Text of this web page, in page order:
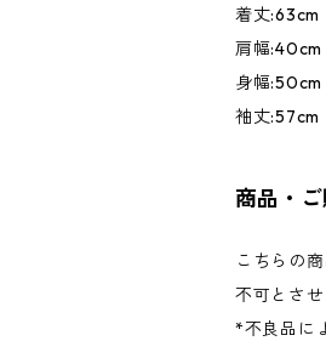
着丈:63cm
肩幅:40cm
身幅:50cm
袖丈:57cm
商品・
こちらの
不可とさせ
*不良品に